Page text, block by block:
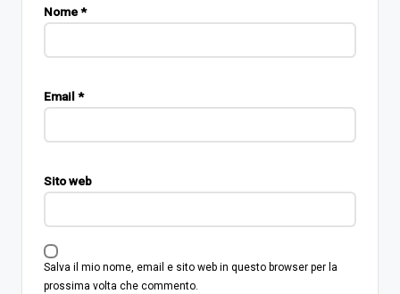
Nome*
Email *
Sito web
Salva il mio nome, email e sito web in questo browser per la
prossima volta che commento.